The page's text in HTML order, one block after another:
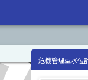
危機管理型水位